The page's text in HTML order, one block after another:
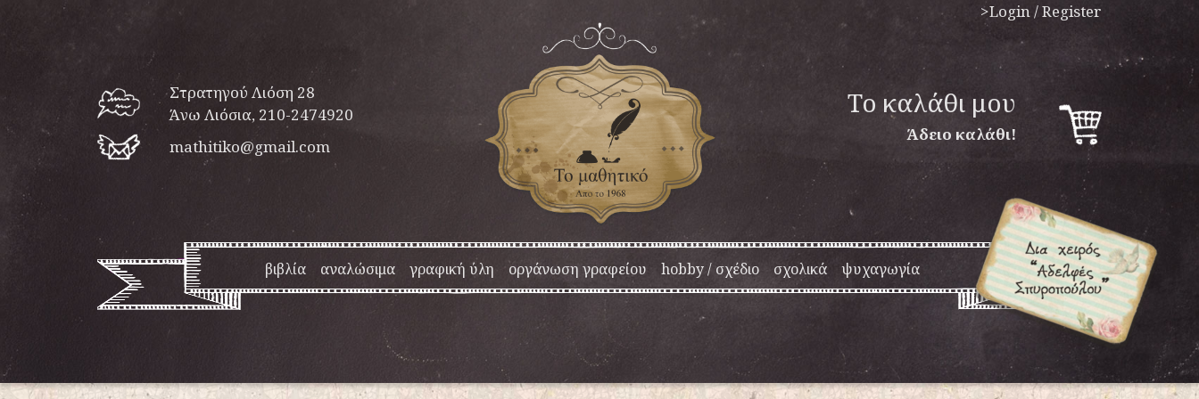
>Login / Register
Στρατηγού Λιόση 28
Άνω Λιόσια, 210-2474920
mathitiko@gmail.com
To καλάθι μου
Άδειο καλάθι!
βιβλία αναλώσιμα γραφική ύλη οργάνωση γραφείου hobby / σχέδιο σχολικά ψυχαγωγία